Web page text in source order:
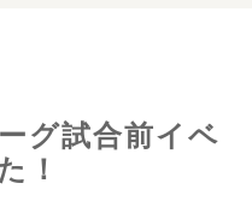
グ試合前イベ
！